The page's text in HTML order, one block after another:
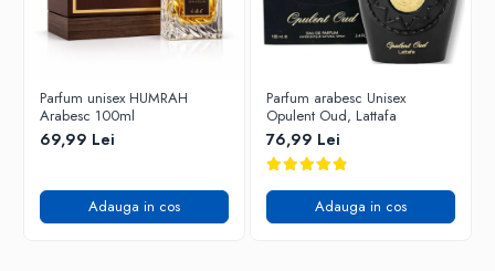
Parfum unisex HUMRAH
Arabesc 100ml
69,99 Lei
Adauga in cos
Parfum arabesc Unisex
Opulent Oud, Lattafa
76,99 Lei
Adauga in cos